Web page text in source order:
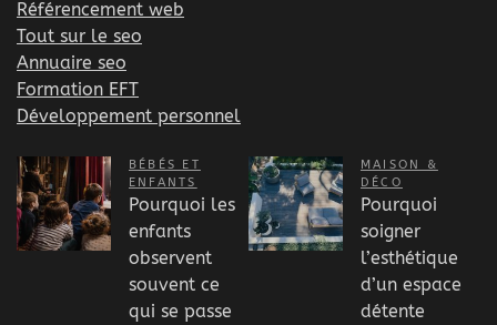
Référencement web
Tout sur le seo
Annuaire seo
Formation EFT
Développement personnel
BÉBÉS ET
ENFANTS
Pourquoi les
enfants
observent
souvent ce
qui se passe
MAISON &
DÉCO
Pourquoi
soigner
l’esthétique
d’un espace
détente